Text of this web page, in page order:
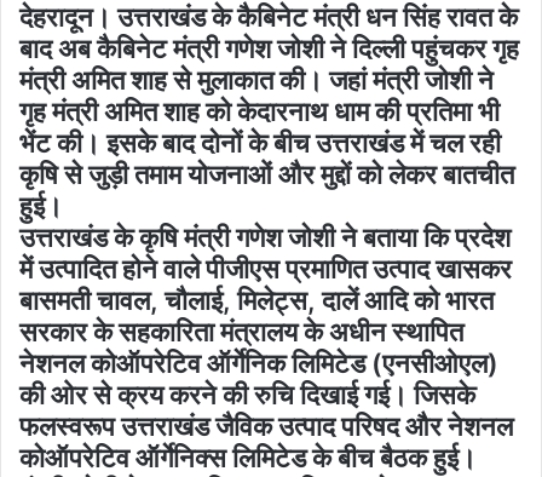
देहरादून। उत्तराखंड के कैबिनेट मंत्री धन सिंह रावत के
बाद अब कैबिनेट मंत्री गणेश जोशी ने दिल्ली पहुंचकर गृह
मंत्री अमित शाह से मुलाकात की। जहां मंत्री जोशी ने
गृह मंत्री अमित शाह को केदारनाथ धाम की प्रतिमा भी
भेंट की। इसके बाद दोनों के बीच उत्तराखंड में चल रही
कृषि से जुड़ी तमाम योजनाओं और मुद्दों को लेकर बातचीत
हुई।
उत्तराखंड के कृषि मंत्री गणेश जोशी ने बताया कि प्रदेश
में उत्पादित होने वाले पीजीएस प्रमाणित उत्पाद खासकर
बासमती चावल, चौलाई, मिलेट्स, दालें आदि को भारत
सरकार के सहकारिता मंत्रालय के अधीन स्थापित
नेशनल कोऑपरेटिव ऑर्गेनिक लिमिटेड (एनसीओएल)
की ओर से क्रय करने की रुचि दिखाई गई। जिसके
फलस्वरूप उत्तराखंड जैविक उत्पाद परिषद और नेशनल
कोऑपरेटिव ऑर्गेनिक्स लिमिटेड के बीच बैठक हुई।